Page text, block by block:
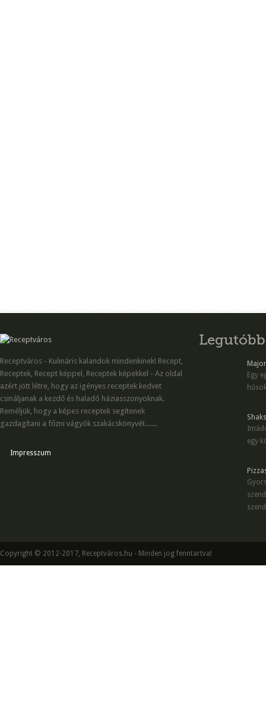
Receptváros - Kulináris kalandok mindenkinek! Recept,
Receptek, Recept képpel, Receptek képekkel - Az oldal
azért jött létre, hogy az igényes receptek kedvet
csináljanak a kezdő és haladó háziasszonyoknak.
Reméljük, hogy a képes receptek segítenek
gazdagítani a főzni vágyók szakácskönyvét.......
Impresszum
Egy
egy
Copyright © 2012-2017, Receptváros.hu - Minden jog fenntartva!